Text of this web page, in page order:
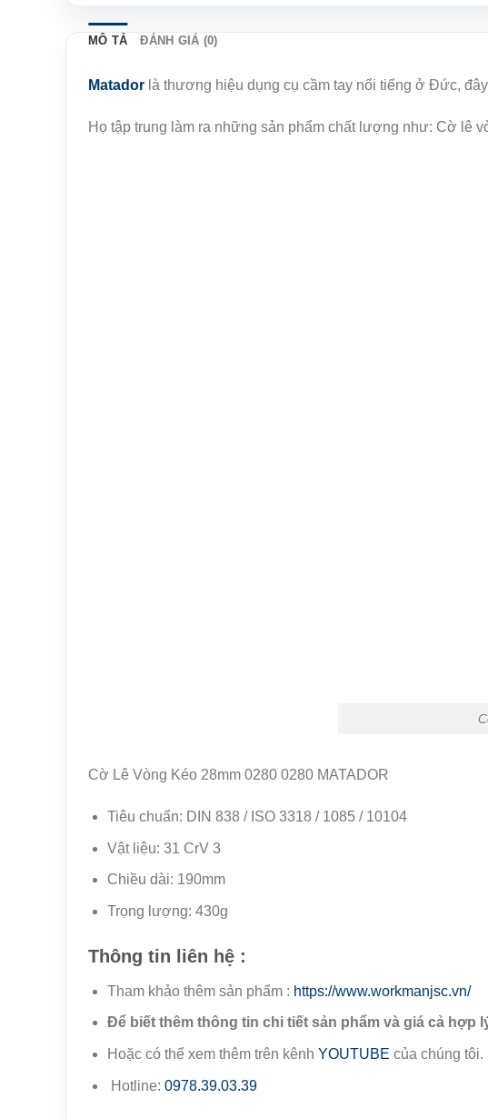
MÔ TẢ ĐÁNH GIÁ (0)
Matador là thương hiệu dụng cụ cầm tay nổi tiếng ở Đức,
Họ tập trung làm ra những sản phẩm chất lượng như: Cờ lê
Cờ Lê Vòng Kéo 28mm 0280 0280 MATADOR
Tiêu chuẩn: DIN 838 / ISO 3318 / 1085 / 10104
Vật liệu: 31 CrV 3
Chiều dài: 190mm
Trọng lượng: 430g
Thông tin liên hệ :
Tham khảo thêm sản phẩm : https://www.workmanjsc.vn/
Để biết thêm thông tin chi tiết sản phẩm và giá cả hợp
Hoặc có thể xem thêm trên kênh YOUTUBE của chúng tôi.
Hotline: 0978.39.03.39